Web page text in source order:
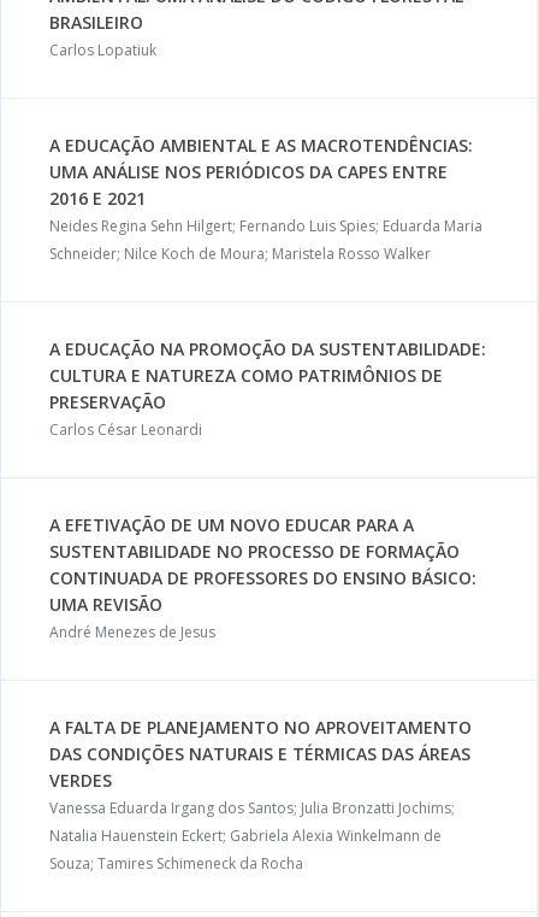
BRASILEIRO
Carlos Lopatiuk
A EDUCAÇÃO AMBIENTAL E AS MACROTENDÊNCIAS:
UMA ANÁLISE NOS PERIÓDICOS DA CAPES ENTRE
2016 E 2021
Neides Regina Sehn Hilgert; Fernando Luis Spies; Eduarda Maria
Schneider; Nilce Koch de Moura; Maristela Rosso Walker
A EDUCAÇÃO NA PROMOÇÃO DA SUSTENTABILIDADE:
CULTURA E NATUREZA COMO PATRIMÔNIOS DE
PRESERVAÇÃO
Carlos César Leonardi
A EFETIVAÇÃO DE UM NOVO EDUCAR PARA A
SUSTENTABILIDADE NO PROCESSO DE FORMAÇÃO
CONTINUADA DE PROFESSORES DO ENSINO BÁSICO:
UMA REVISÃO
André Menezes de Jesus
A FALTA DE PLANEJAMENTO NO APROVEITAMENTO
DAS CONDIÇÕES NATURAIS E TÉRMICAS DAS ÁREAS
VERDES
Vanessa Eduarda Irgang dos Santos; Julia Bronzatti Jochims;
Natalia Hauenstein Eckert; Gabriela Alexia Winkelmann de
Souza; Tamires Schimeneck da Rocha